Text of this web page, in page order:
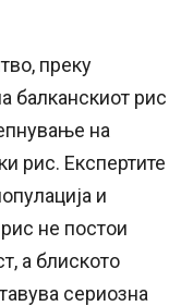
преку
балканскиот рис
на
рис. Експертите
и
не постои
а блиското
сериозна